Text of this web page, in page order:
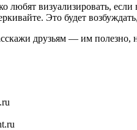
любят визуализировать,
Это будет
друзьям — им полезно,